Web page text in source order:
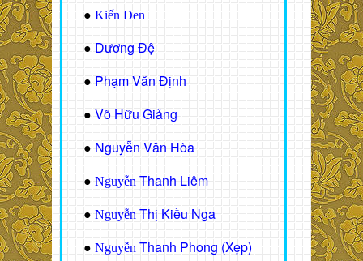
● Kiến Đen
● Dương Đệ
● Phạm Văn Định
● Võ Hữu Giảng
● Nguyễn Văn Hòa
● Nguyễn Thanh Liêm
● Nguyễn Thị Kiều Nga
● Nguyễn Thanh Phong (Xẹp)